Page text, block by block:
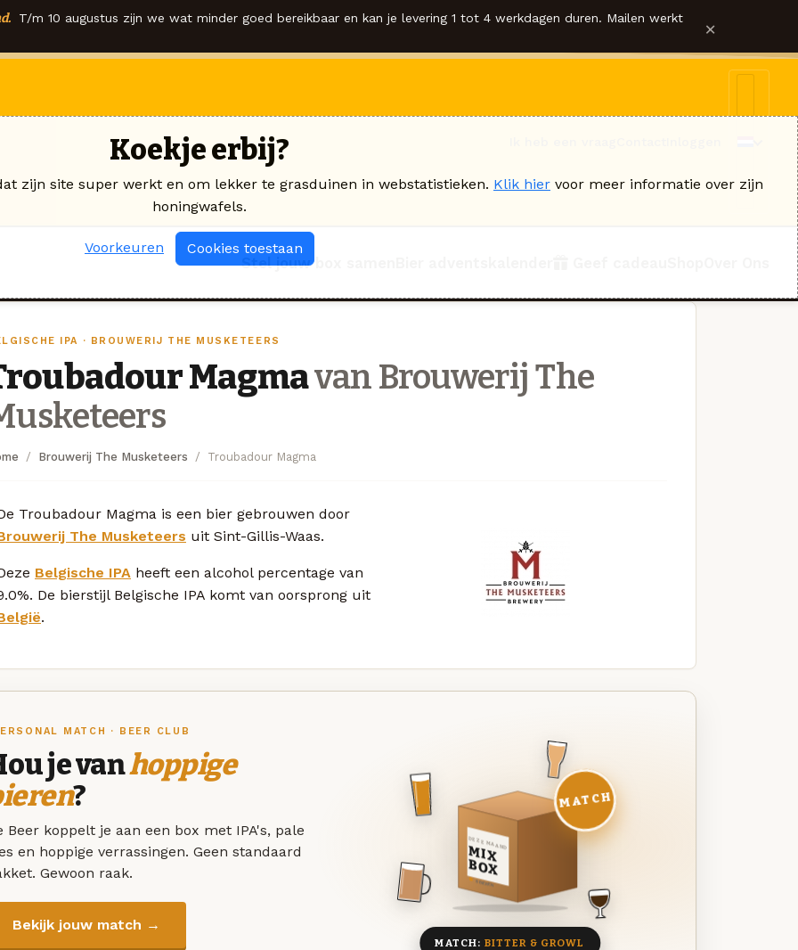
T/m 10 augustus zijn we wat minder goed bereikbaar en kan je levering 1 tot 4 werkdagen duren. Mailen werkt ×
Stel jouw box samen
IPA · BROUWERIJ THE MUSKETEERS
Magmavan Brouwerij The
Brouwerij The Musketeers Troubadour Magma
Troubadour Magma is een bier gebrouwen door
The Musketeers uit Sint-Gillis-Waas.
Belgische IPA heeft een alcohol percentage van
De bierstijl Belgische IPA komt van oorsprong uit
.
MATCH · BEER CLUB
je vanhoppige
?
Beer koppelt je aan een box met IPA's, pale
en hoppige verrassingen. Geen standaard
Gewoon raak.
Bekijk jouw match →
DEZE MAAND
MIX
BOX
8 BIEREN
MATCH
MATCH: BITTER & GROWL
Koekje erbij?
zijn site super werkt en om lekker te grasduinen in webstatistieken. Klik hier voor meer informatie over zijn
honingwafels.
Voorkeuren Cookies toestaan